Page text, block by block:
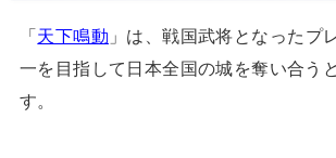
「天下鳴動 」は、戦国武将となったプ
一を目指して日本全国の城を奪い合う
す。